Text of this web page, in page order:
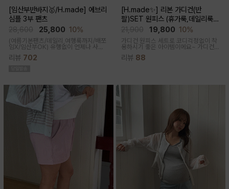
[임산부반바지🥇/H.made] 에브리
심플 3부 팬츠
25,800 10%
(여름기본팬츠/데일리,여행룩까지/배쪼
임X/임산부OK) 유행없이 언제나 사랑
받는 BASIC! 심플하고 베이직한 디자
인이라유행 걱정 없이 매 시즌마다꺼내
리뷰 702
[H.made✨] 리본 가디건(반
팔)SET 원피스 (휴가룩,데일리룩/
체형완벽커버/임산부,출산후 누구나
OK)
19,800 10%
가디건 원피스 세트로 코디걱정없이 착
용하시기 좋은 아이템이에요~ 가디건
꾸안꾸룩으로 활용하기 좋아요
리뷰 88